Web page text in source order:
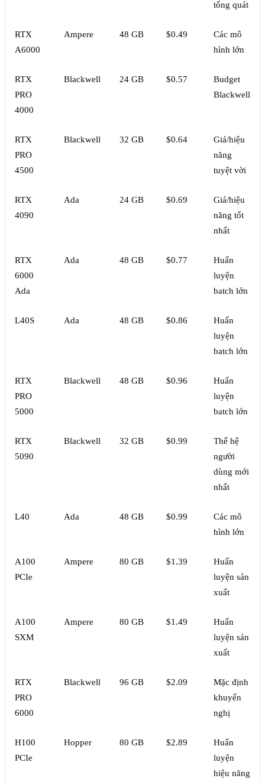
tổng quát
RTX
A6000
Ampere 48 GB $0.49
Các mô
hình lớn
RTX
PRO
4000
Blackwell 24 GB $0.57
Budget
Blackwell
RTX
PRO
4500
Blackwell 32 GB $0.64
Giá/hiệu
năng
tuyệt vời
RTX
4090
Ada 24 GB $0.69
Giá/hiệu
năng tốt
nhất
RTX
6000
Ada
Ada 48 GB $0.77
Huấn
luyện
batch lớn
L40S Ada 48 GB $0.86
Huấn
luyện
batch lớn
RTX
PRO
5000
Blackwell 48 GB $0.96
Huấn
luyện
batch lớn
RTX
5090
Blackwell 32 GB $0.99
Thế hệ
người
dùng mới
nhất
L40 Ada 48 GB $0.99
Các mô
hình lớn
A100
PCIe
Ampere 80 GB $1.39
Huấn
luyện sản
xuất
A100
SXM
Ampere 80 GB $1.49
Huấn
luyện sản
xuất
RTX
PRO
6000
Blackwell 96 GB $2.09
Mặc định
khuyến
nghị
H100
PCIe
Hopper 80 GB $2.89
Huấn
luyện
hiệu năng